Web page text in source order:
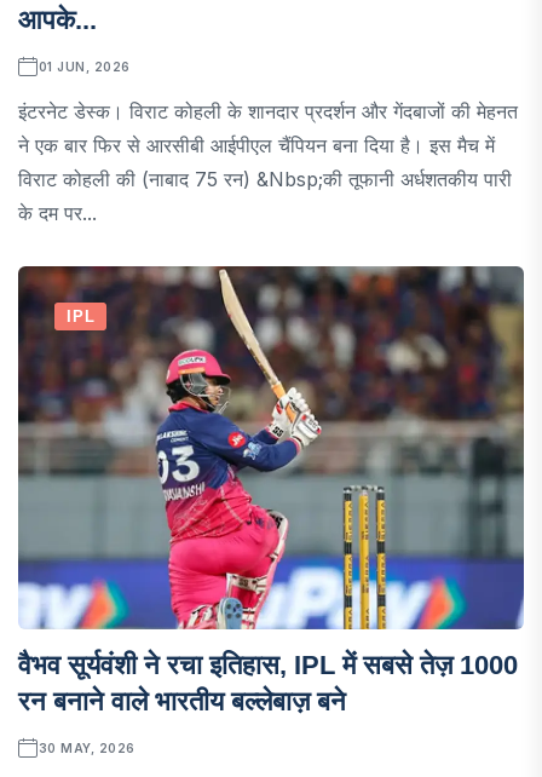
आपके...
01 JUN, 2026
इंटरनेट डेस्क। विराट कोहली के शानदार प्रदर्शन और गेंदबाजों की मेहनत
ने एक बार फिर से आरसीबी आईपीएल चैंपियन बना दिया है। इस मैच में
विराट कोहली की (नाबाद 75 रन) &nbsp;की तूफानी अर्धशतकीय पारी
के दम पर...
IPL
वैभव सूर्यवंशी ने रचा इतिहास, IPL में सबसे तेज़ 1000
रन बनाने वाले भारतीय बल्लेबाज़ बने
30 MAY, 2026